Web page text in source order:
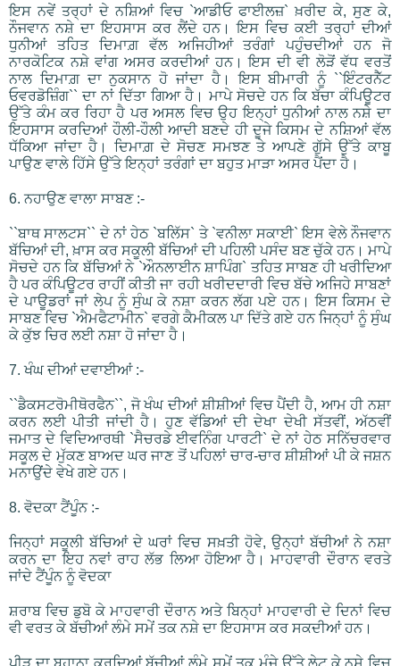
ਇਸ ਨਵੇਂ ਤਰ੍ਹਾਂ ਦੇ ਨਸ਼ਿਆਂ ਵਿਚ `ਆਡੀਓ ਫਾਈਲਜ਼` ਖ਼ਰੀਦ ਕੇ, ਸੁਣ ਕੇ,
ਨੌਜਵਾਨ ਨਸ਼ੇ ਦਾ ਇਹਸਾਸ ਕਰ ਲੈਂਦੇ ਹਨ। ਇਸ ਵਿਚ ਕਈ ਤਰ੍ਹਾਂ ਦੀਆਂ
ਧੁਨੀਆਂ ਤਹਿਤ ਦਿਮਾਗ਼ ਵੱਲ ਅਜਿਹੀਆਂ ਤਰੰਗਾਂ ਪਹੁੰਚਦੀਆਂ ਹਨ ਜੋ
ਨਾਰਕੋਟਿਕ ਨਸ਼ੇ ਵਾਂਗ ਅਸਰ ਕਰਦੀਆਂ ਹਨ। ਇਸ ਦੀ ਵੀ ਲੋੜੋਂ ਵੱਧ ਵਰਤੋਂ
ਨਾਲ ਦਿਮਾਗ਼ ਦਾ ਨੁਕਸਾਨ ਹੋ ਜਾਂਦਾ ਹੈ। ਇਸ ਬੀਮਾਰੀ ਨੂੰ ``ਇੰਟਰਨੈੱਟ
ਓਵਰਡੋਜ਼ਿੰਗ`` ਦਾ ਨਾਂ ਦਿੱਤਾ ਗਿਆ ਹੈ। ਮਾਪੇ ਸੋਚਦੇ ਹਨ ਕਿ ਬੱਚਾ ਕੰਪਿਊਟਰ
ਉੱਤੇ ਕੰਮ ਕਰ ਰਿਹਾ ਹੈ ਪਰ ਅਸਲ ਵਿਚ ਉਹ ਇਨ੍ਹਾਂ ਧੁਨੀਆਂ ਨਾਲ ਨਸ਼ੇ ਦਾ
ਇਹਸਾਸ ਕਰਦਿਆਂ ਹੌਲੀ-ਹੌਲੀ ਆਦੀ ਬਣਦੇ ਹੀ ਦੂਜੇ ਕਿਸਮ ਦੇ ਨਸ਼ਿਆਂ ਵੱਲ
ਧੱਕਿਆ ਜਾਂਦਾ ਹੈ। ਦਿਮਾਗ਼ ਦੇ ਸੋਚਣ ਸਮਝਣ ਤੇ ਆਪਣੇ ਗੁੱਸੇ ਉੱਤੇ ਕਾਬੂ
ਪਾਉਣ ਵਾਲੇ ਹਿੱਸੇ ਉੱਤੇ ਇਨ੍ਹਾਂ ਤਰੰਗਾਂ ਦਾ ਬਹੁਤ ਮਾੜਾ ਅਸਰ ਪੈਂਦਾ ਹੈ।
6. ਨਹਾਉਣ ਵਾਲਾ ਸਾਬਣ :-
``ਬਾਥ ਸਾਲਟਸ`` ਦੇ ਨਾਂ ਹੇਠ `ਬਲਿੱਸ` ਤੇ `ਵਨੀਲਾ ਸਕਾਈ` ਇਸ ਵੇਲੇ ਨੌਜਵਾਨ
ਬੱਚਿਆਂ ਦੀ, ਖ਼ਾਸ ਕਰ ਸਕੂਲੀ ਬੱਚਿਆਂ ਦੀ ਪਹਿਲੀ ਪਸੰਦ ਬਣ ਚੁੱਕੇ ਹਨ। ਮਾਪੇ
ਸੋਚਦੇ ਹਨ ਕਿ ਬੱਚਿਆਂ ਨੇ `ਔਨਲਾਈਨ ਸ਼ਾਪਿੰਗ` ਤਹਿਤ ਸਾਬਣ ਹੀ ਖਰੀਦਿਆ
ਹੈ ਪਰ ਕੰਪਿਊਟਰ ਰਾਹੀਂ ਕੀਤੀ ਜਾ ਰਹੀ ਖਰੀਦਦਾਰੀ ਵਿਚ ਬੱਚੇ ਅਜਿਹੇ ਸਾਬਣਾਂ
ਦੇ ਪਾਊਡਰਾਂ ਜਾਂ ਲੇਪ ਨੂੰ ਸੁੰਘ ਕੇ ਨਸ਼ਾ ਕਰਨ ਲੱਗ ਪਏ ਹਨ। ਇਸ ਕਿਸਮ ਦੇ
ਸਾਬਣ ਵਿਚ `ਐਮਫੈਟਾਮੀਨ` ਵਰਗੇ ਕੈਮੀਕਲ ਪਾ ਦਿੱਤੇ ਗਏ ਹਨ ਜਿਨ੍ਹਾਂ ਨੂੰ ਸੁੰਘ
ਕੇ ਕੁੱਝ ਚਿਰ ਲਈ ਨਸ਼ਾ ਹੋ ਜਾਂਦਾ ਹੈ।
7. ਖੰਘ ਦੀਆਂ ਦਵਾਈਆਂ :-
``ਡੈਕਸਟਰੋਮੀਥੋਰਫੈਨ``, ਜੋ ਖੰਘ ਦੀਆਂ ਸ਼ੀਸ਼ੀਆਂ ਵਿਚ ਪੈਂਦੀ ਹੈ, ਆਮ ਹੀ ਨਸ਼ਾ
ਕਰਨ ਲਈ ਪੀਤੀ ਜਾਂਦੀ ਹੈ। ਹੁਣ ਵੱਡਿਆਂ ਦੀ ਦੇਖਾ ਦੇਖੀ ਸੱਤਵੀਂ, ਅੱਠਵੀਂ
ਜਮਾਤ ਦੇ ਵਿਦਿਆਰਥੀ `ਸੈਚਰਡੇ ਈਵਨਿੰਗ ਪਾਰਟੀ` ਦੇ ਨਾਂ ਹੇਠ ਸਨਿੱਚਰਵਾਰ
ਸਕੂਲ ਦੇ ਮੁੱਕਣ ਬਾਅਦ ਘਰ ਜਾਣ ਤੋਂ ਪਹਿਲਾਂ ਚਾਰ-ਚਾਰ ਸ਼ੀਸ਼ੀਆਂ ਪੀ ਕੇ ਜਸ਼ਨ
ਮਨਾਉਂਦੇ ਵੇਖੇ ਗਏ ਹਨ।
8. ਵੋਦਕਾ ਟੈਂਪੂੰਨ :-
ਜਿਨ੍ਹਾਂ ਸਕੂਲੀ ਬੱਚਿਆਂ ਦੇ ਘਰਾਂ ਵਿਚ ਸਖ਼ਤੀ ਹੋਵੇ, ਉਨ੍ਹਾਂ ਬੱਚੀਆਂ ਨੇ ਨਸ਼ਾ
ਕਰਨ ਦਾ ਇਹ ਨਵਾਂ ਰਾਹ ਲੱਭ ਲਿਆ ਹੋਇਆ ਹੈ। ਮਾਹਵਾਰੀ ਦੌਰਾਨ ਵਰਤੇ
ਜਾਂਦੇ ਟੈਂਪੂੰਨ ਨੂੰ ਵੋਦਕਾ
ਸ਼ਰਾਬ ਵਿਚ ਡੁਬੋ ਕੇ ਮਾਹਵਾਰੀ ਦੌਰਾਨ ਅਤੇ ਬਿਨ੍ਹਾਂ ਮਾਹਵਾਰੀ ਦੇ ਦਿਨਾਂ ਵਿਚ
ਵੀ ਵਰਤ ਕੇ ਬੱਚੀਆਂ ਲੰਮੇ ਸਮੇਂ ਤਕ ਨਸ਼ੇ ਦਾ ਇਹਸਾਸ ਕਰ ਸਕਦੀਆਂ ਹਨ।
ਪੀੜ ਦਾ ਬਹਾਨਾ ਕਰਦਿਆਂ ਬੱਚੀਆਂ ਲੰਮੇ ਸਮੇਂ ਤਕ ਮੰਜੇ ਉੱਤੇ ਲੇਟ ਕੇ ਨਸ਼ੇ ਵਿਚ